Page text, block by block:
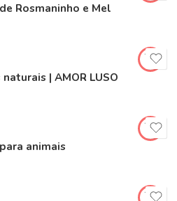
Rosmaninho e Mel
| AMOR LUSO
animais